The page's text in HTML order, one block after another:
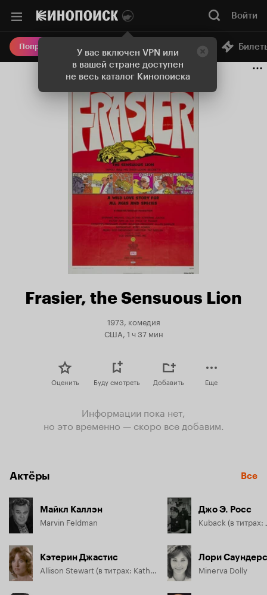
У вас включен VPN или
в вашей стране доступен
не весь каталог Кинопоиска
Войти
Попробовать Плюс Онлайн-кинотеатр
Frasier, the Sensuous Lion
1973, комедия
США, 1 ч 37 мин
Оценить Буду смотреть Добавить Еще
Информации пока нет,
но это временно — скоро все добавим.
Актёры Все
Майкл Каллэн
Marvin Feldman
Кэтерин Джастис
Allison Stewart (в титрах: Katharine Justice)
Джо Э. Росс
Kuback (в титрах:
Лори Саундерс
Minerva Dolly